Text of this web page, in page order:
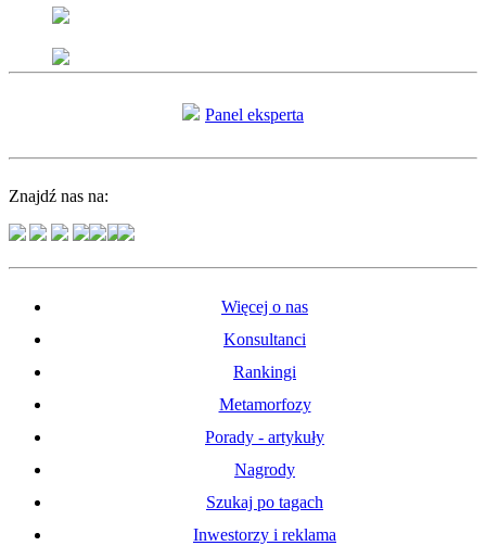
Panel eksperta
Znajdź nas na:
Więcej o nas
Konsultanci
Rankingi
Metamorfozy
Porady - artykuły
Nagrody
Szukaj po tagach
Inwestorzy i reklama